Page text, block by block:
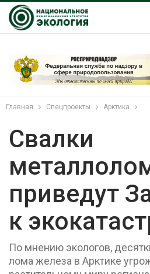
Главная Спецпроекты Арктика
Свалки
приведут
к
По мнению экологов,
лома железа в Арктике